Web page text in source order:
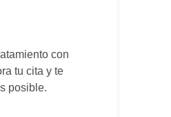
con
tu cita y te
posible.